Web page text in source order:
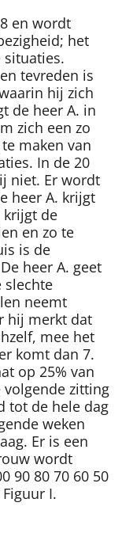
en wordt
het
situaties.
tevreden is
hij zich
de heer A. in
zich een zo
maken van
In de 20
niet. Er wordt
heer A. krijgt
krijgt de
en zo te
is de
heer A. geet
slechte
neemt
hij merkt dat
mee het
komt dan 7.
op 25% van
zitting
tot de hele dag
weken
Er is een
wordt
90 80 70 60 50
I.